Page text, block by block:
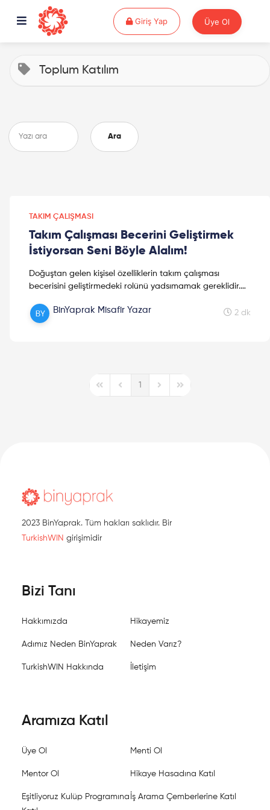
Giriş YapGiriş Yap Üye Ol
Toplum Katılım
Ara
TAKIM ÇALIŞMASI
Takım Çalışması Becerini Geliştirmek
İstiyorsan Seni Böyle Alalım!
Doğuştan gelen kişisel özelliklerin takım çalışması
becerisini geliştirmedeki rolünü yadsımamak gereklidir.
birçok egzersizi sizin için bu yazıda incelerken, Salto-
Youth'tan "Inclusive Team Work Strategies-"WE NEED
BinYaprak Misafir Yazar 2 dk
First PagePrevious Page
1
Next PageLast Page
2023 BinYaprak. Tüm hakları saklıdır. Bir
TurkishWIN girişimidir
Bizi Tanı
Hakkımızda Hikayemiz
Adımız Neden BinYaprak Neden Varız?
TurkishWIN Hakkında İletişim
Aramıza Katıl
Üye Ol Menti Ol
Mentor Ol Hikaye Hasadına Katıl
Eşitliyoruz Kulüp Programına İş Arama Çemberlerine Katıl